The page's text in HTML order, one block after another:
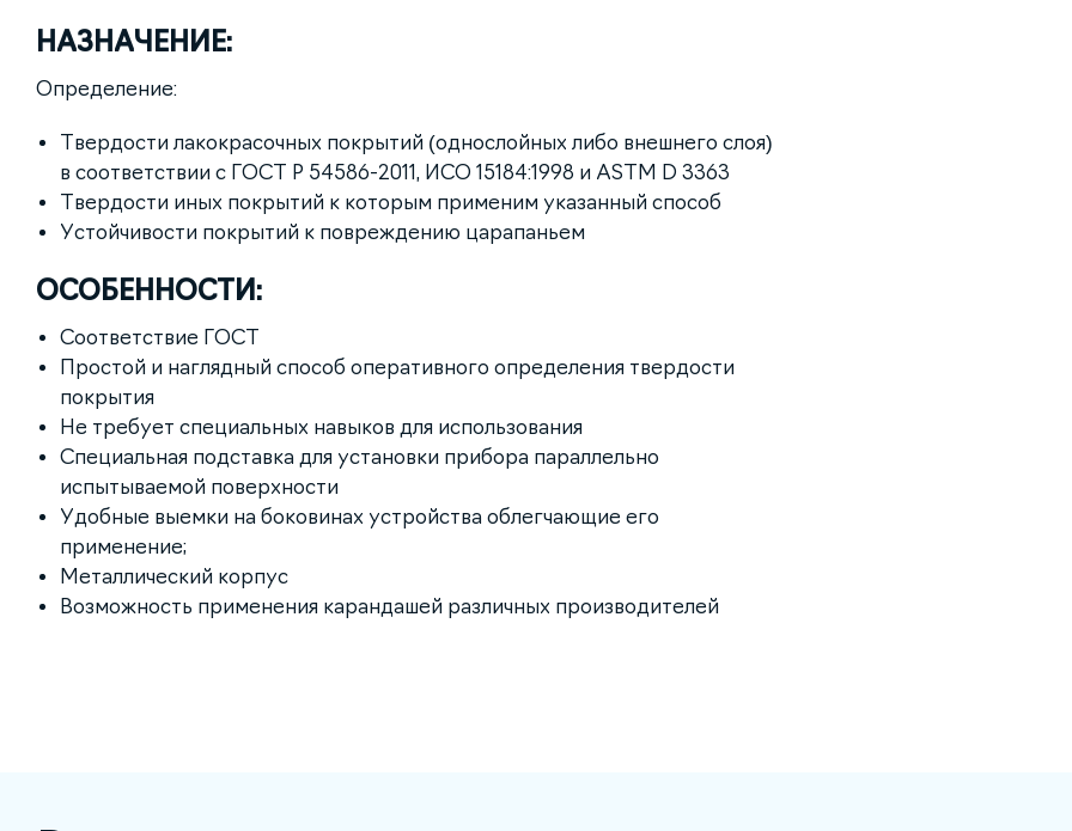
НАЗНАЧЕНИЕ:
Определение:
Твердости лакокрасочных покрытий (однослойных либо внешнего слоя)
в соответствии с ГОСТ Р 54586-2011, ИСО 15184:1998 и ASTM D 3363
Твердости иных покрытий к которым применим указанный способ
Устойчивости покрытий к повреждению царапаньем
ОСОБЕННОСТИ:
Соответствие ГОСТ
Простой и наглядный способ оперативного определения твердости
покрытия
Не требует специальных навыков для использования
Специальная подставка для установки прибора параллельно
испытываемой поверхности
Удобные выемки на боковинах устройства облегчающие его
применение;
Металлический корпус
Возможность применения карандашей различных производителей